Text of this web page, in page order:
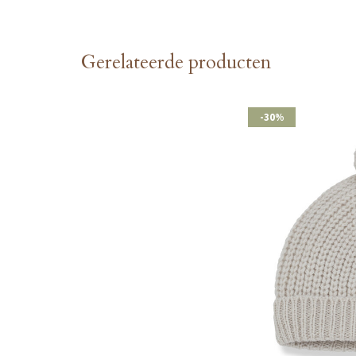
Gerelateerde producten
-30%